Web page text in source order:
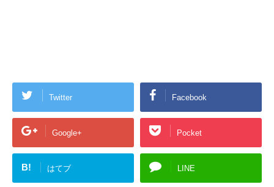
Twitter Facebook
Google+ Pocket
B! はてブ LINE